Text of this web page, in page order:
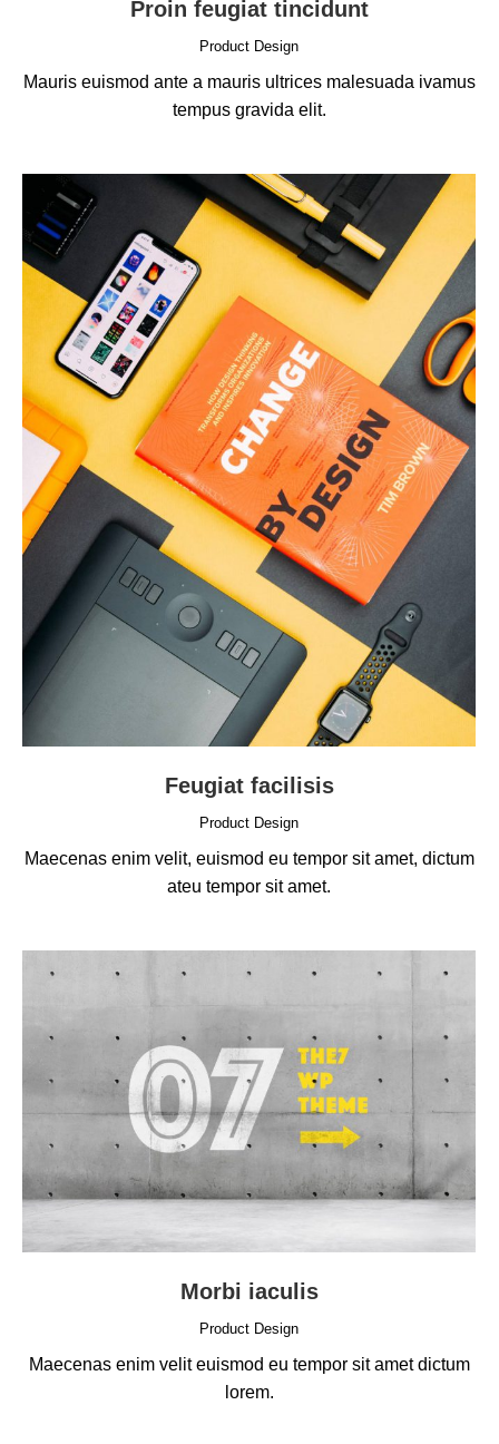
Proin feugiat tincidunt
Product Design
Mauris euismod ante a mauris ultrices malesuada ivamus
tempus gravida elit.
Feugiat facilisis
Product Design
Maecenas enim velit, euismod eu tempor sit amet, dictum
ateu tempor sit amet.
Morbi iaculis
Product Design
Maecenas enim velit euismod eu tempor sit amet dictum
lorem.